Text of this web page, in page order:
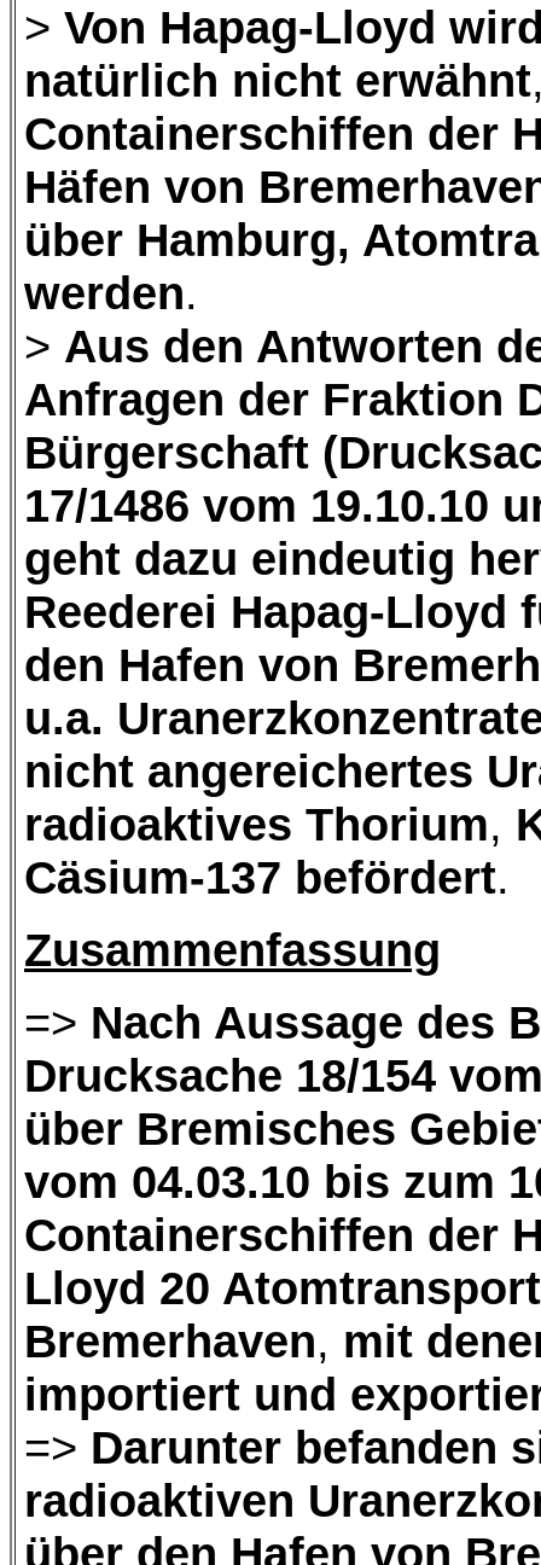
> Von Hapag-Lloyd
natürlich nicht erwähnt
Containerschiffen der
Häfen von
über Hamburg,
werden.
> Aus den Antworten
Anfragen der Fraktion
Bürgerschaft
17/1486 vom 19.10.10
geht dazu eindeutig
Reederei Hapag-Lloyd
den Hafen von
u.a.
nicht angereichertes
radioaktives Thorium,
Cäsium-137 befördert.
Zusammenfassung
=> Nach Aussage des
Drucksache 18/154
über Bremisches
vom 04.03.10 bis zum
Containerschiffen der
Lloyd 20
Bremerhaven, mit
importiert und
=> Darunter befanden
radioaktiven
über den Hafen von